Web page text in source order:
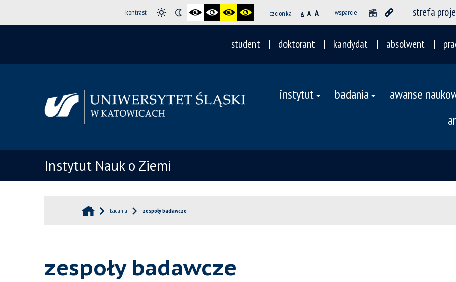
kontrast czcionka A A A wsparcie strefa
student doktorant kandydat absolwent
instytut badania awanse
Instytut Nauk o Ziemi
badania zespoły badawcze
zespoły badawcze